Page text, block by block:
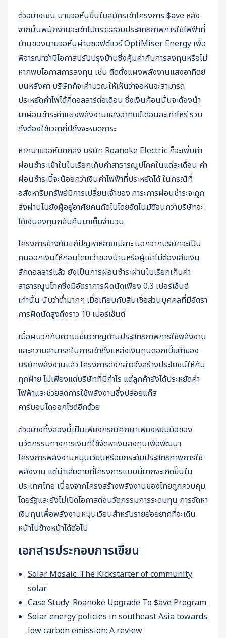
ตัวอย่างเช่น นายจอห์นยื่นใบสมัครเข้าโครงการ $ave หลัง
จากนั้นพนักงานจะเข้าไปตรวจสอบประสิทธิภาพการใช้ไฟฟ้าที่
บ้านของนายจอห์นผ่านซอฟต์แวร์ OptiMiser Energy เพื่อ
พิจารณาว่ามีโอกาสปรับปรุงบ้านซึ่งคุ้มค่ากับการลงทุนหรือไม่
หากพบโอกาสการลงทุน เช่น ติดตั้งแผงพลังงานแสงอาทิตย์
บนหลังคา บริษัทก็จะคำนวณให้เห็นว่าจอห์นจะสามารถ
ประหยัดค่าไฟได้กี่ดอลลาร์ต่อเดือน ซึ่งเงินก้อนนั้นจะต้องนำ
มาผ่อนชำระค่าแผงพลังงานแสงอาทิตย์เดือนละเท่าไหร่ รวม
ถึงต้องใช้เวลากี่ปีถึงจะหมดภาระ
หากนายจอห์นตกลง บริษัท Roanoke Electric ก็จะเพิ่มค่า
ผ่อนชำระเข้าในใบเรียกเก็บค่าสาธารณูปโภคในแต่ละเดือน ค่า
ผ่อนชำระนี้จะน้อยกว่าเงินค่าไฟฟ้าที่ประหยัดได้ ในกรณีที่
อสังหาริมทรัพย์มีการเปลี่ยนเจ้าของ ภาระการผ่อนชำระจะถูก
ส่งผ่านไปยังผู้อยู่อาศัยคนถัดไปโดยอัตโนมัติจนกว่าบริษัทจะ
ได้เงินลงทุนกลับคืนมาเต็มจำนวน
โครงการข้างต้นแก้ปัญหาหลายเปลาะ นอกจากบริษัทจะเป็น
คนออกเงินให้ก่อนโดยเจ้าของบ้านหรือผู้เช่าไม่ต้องเสียเงิน
สักดอลลาร์แล้ว ยังเป็นการผ่อนชำระผ่านใบเรียกเก็บค่า
สาธารณูปโภคซึ่งมีอัตราการผิดนัดเพียง 0.3 เปอร์เซ็นต์
เท่านั้น นับว่าต่ำมากๆ เมื่อเทียบกับสินเชื่อส่วนบุคคลที่มีอัตรา
การผิดนัดสูงถึงราว 10 เปอร์เซ็นต์
เมื่อผนวกกับความเชี่ยวชาญด้านประสิทธิภาพการใช้พลังงาน
และความสามารถในการเข้าถึงแหล่งเงินทุนดอกเบี้ยต่ำของ
บริษัทพลังงานแล้ว โครงการดังกล่าวจึงสร้างประโยชน์ให้กับ
ทุกฝ่าย ไม่เพียงแต่บริษัทที่มีกำไร แต่ลูกค้ายังได้ประหยัดค่า
ไฟฟ้าและช่วยลดการใช้พลังงานซึ่งปล่อยแก๊ส
คาร์บอนไดออกไซด์อีกด้วย
ตัวอย่างทั้งสองนี้เป็นเพียงกรณีศึกษาเพียงหยิบมือของ
นวัตกรรมทางการเงินที่ใช้จัดหาเงินลงทุนเพื่อพัฒนา
โครงการพลังงานหมุนเวียนหรือยกระดับประสิทธิภาพการใช้
พลังงาน แต่น่าเสียดายที่โครงการแบบนี้ยากจะเกิดขึ้นใน
ประเทศไทย เนื่องจากโครงสร้างพลังงานของไทยถูกควบคุม
โดยรัฐและยังไม่เปิดโอกาสต่อนวัตกรรมการระดมทุน การจัดหา
เงินทุนเพื่อพลังงานหมุนเวียนสำหรับรายย่อยยากที่จะเดิน
หน้าไปข้างหน้าได้ต่อไป
เอกสารประกอบการเขียน
Solar Mosaic: The Kickstarter of community
solar
Case Study: Roanoke Upgrade To $ave Program
Solar energy policies in southeast Asia towards
low carbon emission: A review